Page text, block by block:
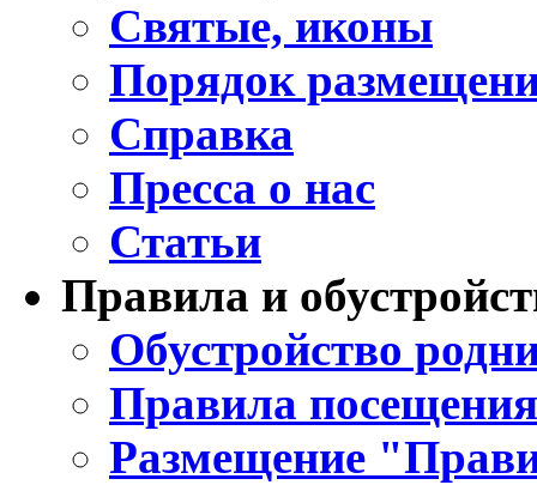
Святые, иконы
Порядок
Справка
Пресса о нас
Статьи
Правила и
Обустройство
Правила
Размещение